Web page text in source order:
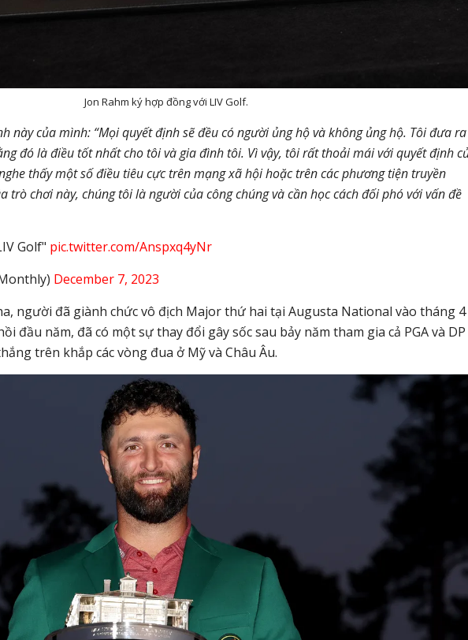
Jon Rahm ký hợp đồng với LIV Golf.
này của mình: “Mọi quyết định sẽ đều có người ủng hộ và không ủng hộ. Tôi đưa ra
đó là điều tốt nhất cho tôi và gia đình tôi. Vì vậy, tôi rất thoải mái với quyết định
thấy một số điều tiêu cực trên mạng xã hội hoặc trên các phương tiện truyền
trò chơi này, chúng tôi là người của công chúng và cần học cách đối phó với vấn đề
Golf" pic.twitter.com/Anspxq4yNr
December 7, 2023
người đã giành chức vô địch Major thứ hai tại Augusta National vào tháng 4
đầu năm, đã có một sự thay đổi gây sốc sau bảy năm tham gia cả PGA và DP
trên khắp các vòng đua ở Mỹ và Châu Âu.